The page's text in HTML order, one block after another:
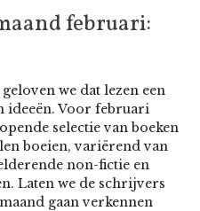
februari:
we dat lezen een
ideeën. Voor februari
selectie van boeken
boeien, variërend van
non-fictie en
Laten we de schrijvers
gaan verkennen